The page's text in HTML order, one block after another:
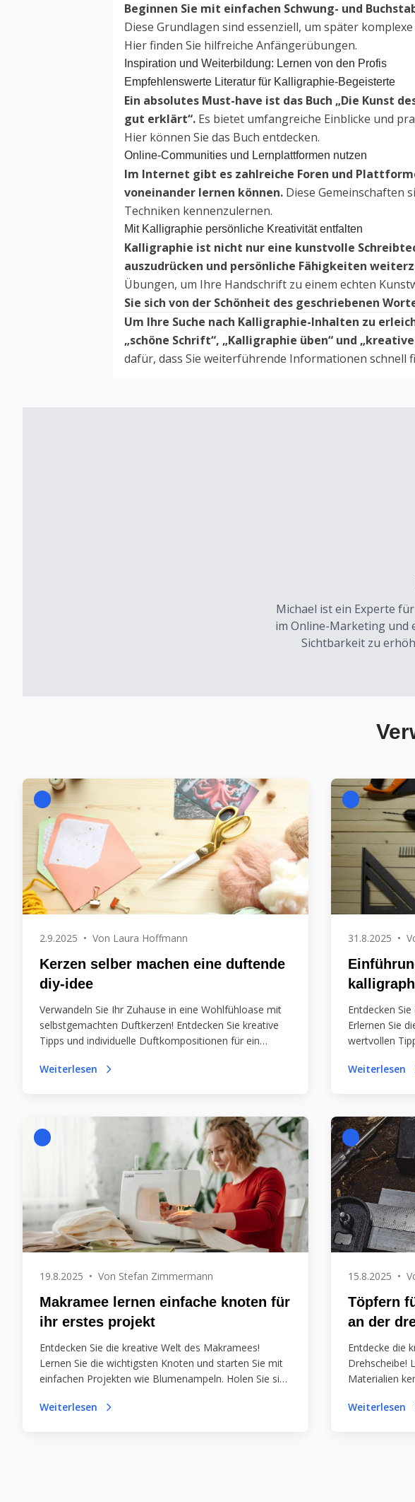
Beginnen Sie mit einfachen Schwung- und
Diese Grundlagen sind essenziell, um später
Hier finden Sie hilfreiche Anfängerübungen.
Inspiration und Weiterbildung: Lernen von den Profis
Empfehlenswerte Literatur für Kalligraphie-Begeisterte
Ein absolutes Must-have ist das Buch „Die Kunst
gut erklärt“. Es bietet umfangreiche Einblicke und
Hier können Sie das Buch entdecken.
Online-Communities und Lernplattformen nutzen
Im Internet gibt es zahlreiche Foren und
voneinander lernen können. Diese Gemeinschaften
Techniken kennenzulernen.
Mit Kalligraphie persönliche Kreativität entfalten
Kalligraphie ist nicht nur eine kunstvolle
auszudrücken und persönliche Fähigkeiten
Übungen, um Ihre Handschrift zu einem echten
Sie sich von der Schönheit des geschriebenen
Um Ihre Suche nach Kalligraphie-Inhalten zu
„schöne Schrift“, „Kalligraphie üben“ und
dafür, dass Sie weiterführende Informationen schnell
Michael ist ein Experte
im Online-Marketing und
Sichtbarkeit zu
2.9.2025 • Von Laura Hoffmann
Kerzen selber machen eine duftende
diy-idee
Verwandeln Sie Ihr Zuhause in eine Wohlfühloase mit
selbstgemachten Duftkerzen! Entdecken Sie kreative
Tipps und individuelle Duftkompositionen für ein
Weiterlesen
31.8.2025 •
Entdecken
Erlernen Sie
wertvollen
ein!
Weiterlesen
19.8.2025 • Von Stefan Zimmermann
Makramee lernen einfache knoten für
ihr erstes projekt
Entdecken Sie die kreative Welt des Makramees!
Lernen Sie die wichtigsten Knoten und starten Sie mit
einfachen Projekten wie Blumenampeln. Holen Sie sich
Kunstwerk!
Weiterlesen
15.8.2025 •
Töpfern
an der
Entdecke die
Drehscheibe!
Materialien
Weiterlesen